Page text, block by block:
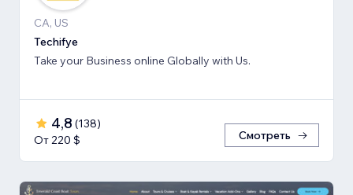
CA, US
Techifye
Take your Business online Globally with Us.
4,8 (138)
От 220 $
Смотреть